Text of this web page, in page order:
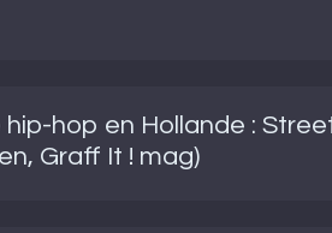
hip-hop en Hollande :
Graff It ! mag)